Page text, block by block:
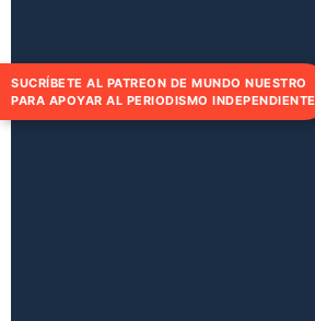
SUCRÍBETE AL PATREON DE MUNDO NUESTRO
PARA APOYAR AL PERIODISMO INDEPENDIENTE